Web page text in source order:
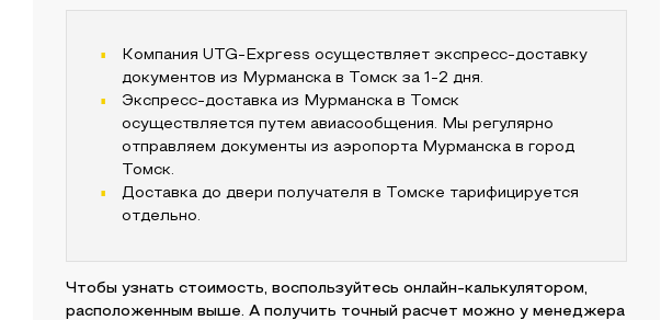
Компания UTG-Express осуществляет экспресс-доставку
документов из
Мурманска в Томск за 1-2 дня.
Экспресс-доставка из
Мурманска в
Томск
осуществляется путем авиасообщения. Мы регулярно
отправляем документы из аэропорта Мурманска в город
Томск.
Доставка до двери получателя в Томске тарифицируется
отдельно.
Чтобы узнать стоимость, воспользуйтесь онлайн-калькулятором,
расположенным выше. А получить точный расчет можно у менеджера